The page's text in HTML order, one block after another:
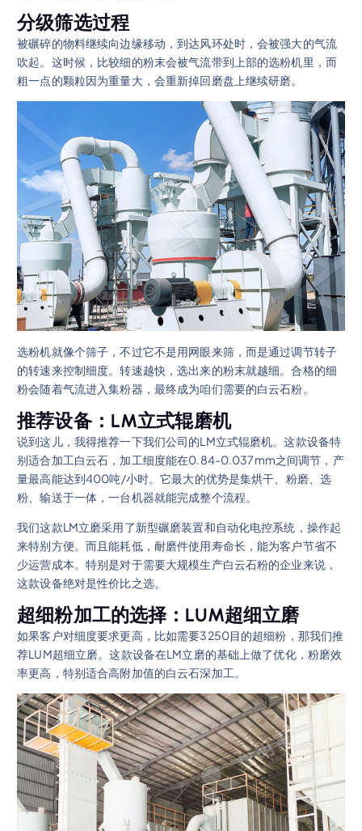
分级筛选过程
被碾碎的物料继续向边缘移动，到达风环处时，会被强大的气流
吹起。这时候，比较细的粉末会被气流带到上部的选粉机里，而
粗一点的颗粒因为重量大，会重新掉回磨盘上继续研磨。
选粉机就像个筛子，不过它不是用网眼来筛，而是通过调节转子
的转速来控制细度。转速越快，选出来的粉末就越细。合格的细
粉会随着气流进入集粉器，最终成为咱们需要的白云石粉。
推荐设备：LM立式辊磨机
说到这儿，我得推荐一下我们公司的LM立式辊磨机。这款设备特
别适合加工白云石，加工细度能在0.84-0.037mm之间调节，产
量最高能达到400吨/小时。它最大的优势是集烘干、粉磨、选
粉、输送于一体，一台机器就能完成整个流程。
我们这款LM立磨采用了新型碾磨装置和自动化电控系统，操作起
来特别方便。而且能耗低，耐磨件使用寿命长，能为客户节省不
少运营成本。特别是对于需要大规模生产白云石粉的企业来说，
这款设备绝对是性价比之选。
超细粉加工的选择：LUM超细立磨
如果客户对细度要求更高，比如需要3250目的超细粉，那我们推
荐LUM超细立磨。这款设备在LM立磨的基础上做了优化，粉磨效
率更高，特别适合高附加值的白云石深加工。